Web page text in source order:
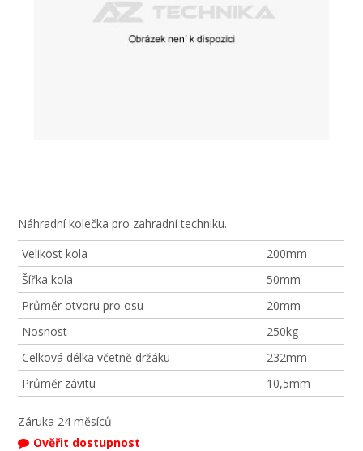
Náhradní kolečka pro zahradní techniku.
Velikost kola
200mm
Šířka kola
50mm
Průměr otvoru pro osu
20mm
Nosnost
250kg
Celková délka včetně držáku
232mm
Průměr závitu
10,5mm
Záruka 24 měsíců
Ověřit dostupnost